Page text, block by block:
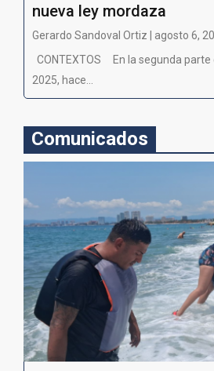
nueva ley mordaza
Gerardo Sandoval Ortiz | agosto 6,
CONTEXTOS En la segunda parte
2025, hace...
Comunicados